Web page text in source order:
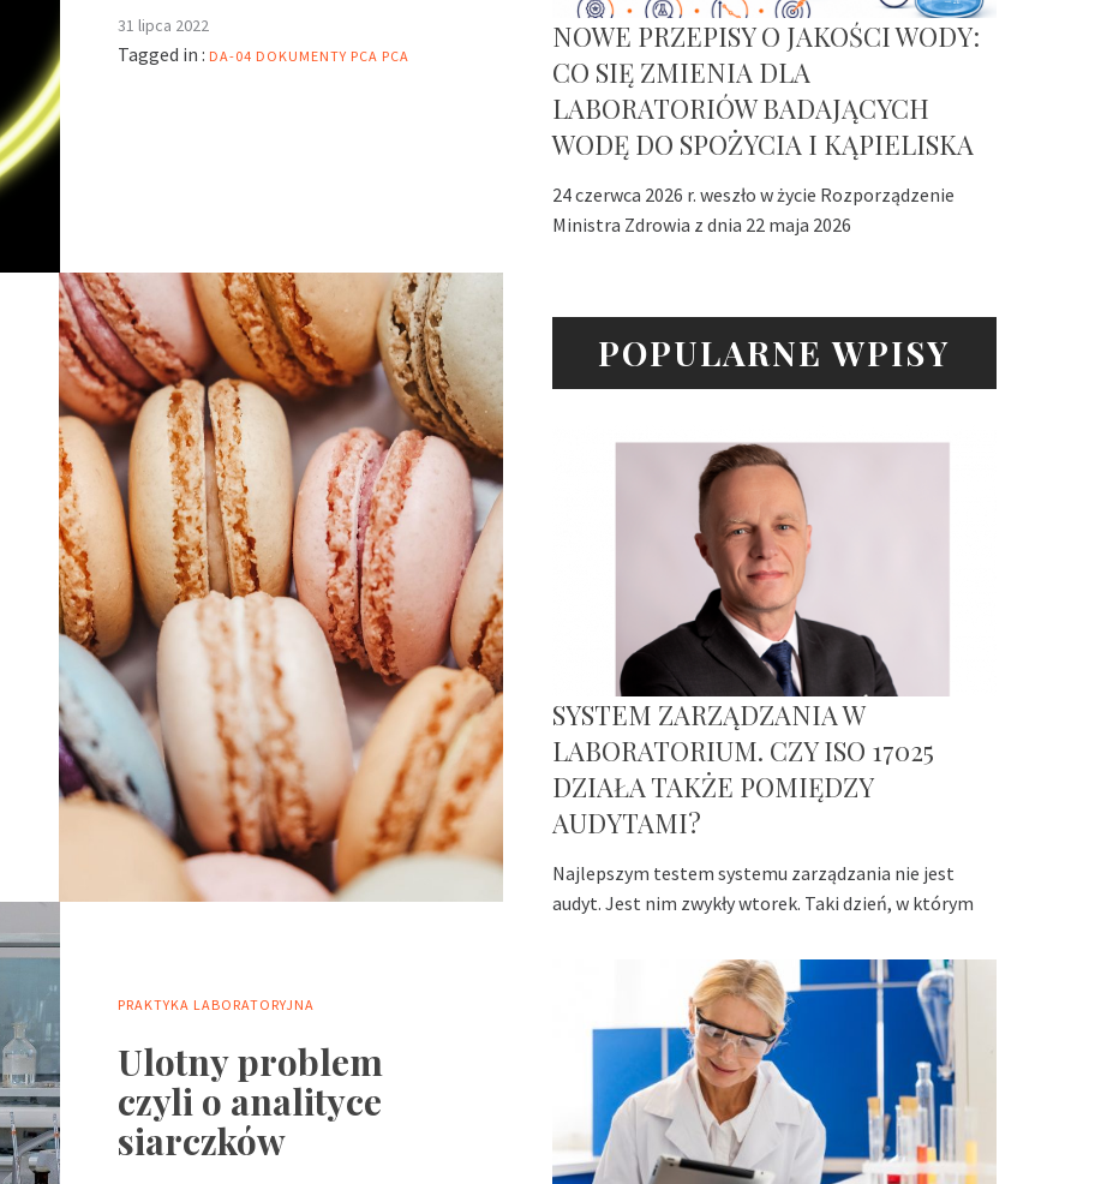
31 lipca 2022
Tagged in : DA-04 DOKUMENTY PCA PCA
PRAKTYKA LABORATORYJNA
Ulotny problem
czyli o analityce
siarczków
NOWE PRZEPISY O JAKOŚCI WODY:
CO SIĘ ZMIENIA DLA
LABORATORIÓW BADAJĄCYCH
WODĘ DO SPOŻYCIA I KĄPIELISKA
24 czerwca 2026 r. weszło w życie Rozporządzenie
Ministra Zdrowia z dnia 22 maja 2026
POPULARNE WPISY
SYSTEM ZARZĄDZANIA W
LABORATORIUM. CZY ISO 17025
DZIAŁA TAKŻE POMIĘDZY
AUDYTAMI?
Najlepszym testem systemu zarządzania nie jest
audyt. Jest nim zwykły wtorek. Taki dzień, w którym